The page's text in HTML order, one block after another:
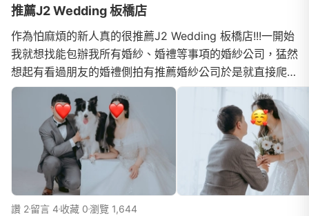
推薦J2 Wedding 板橋店
作為怕麻煩的新人真的很推薦J2 Wedding 板橋店!!!一開始
我就想找能包辦我所有婚紗、婚禮等事項的婚紗公司，猛然
想起有看過朋友的婚禮側拍有推薦婚紗公司於是就直接爬文
做了一些功課發現J2完全符合我的需求😍當時有先...
讚 2留言 4 收藏 0瀏覽 1,644